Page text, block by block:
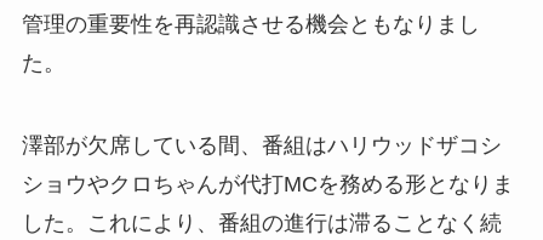
管理の重要性を再認識させる機会ともなりまし
た。
澤部が欠席している間、番組はハリウッドザコシ
ショウやクロちゃんが代打MCを務める形となりま
した。これにより、番組の進行は滞ることなく続